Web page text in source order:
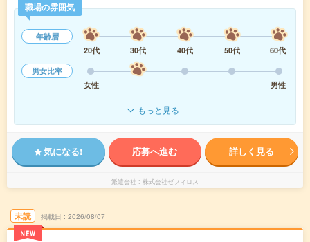
職場の雰囲気
年齢層
20代
30代 40代 50代
60代
男女比率
女性
男性
もっと見る
気になる! 応募へ進む 詳しく見る
派遣会社 株式会社ゼフィロス
未読
NEW
掲載日 2026/08/07